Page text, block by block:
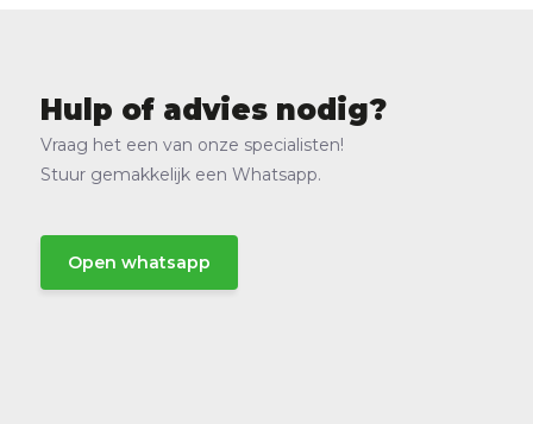
Hulp of advies nodig?
Vraag het een van onze specialisten!
Stuur gemakkelijk een Whatsapp.
Open whatsapp